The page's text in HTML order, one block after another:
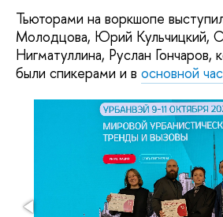
Тьюторами на воркшопе
Молодцова, Юрий Кульчицкий,
Нигматуллина, Руслан Гончаров,
были спикерами и в основной